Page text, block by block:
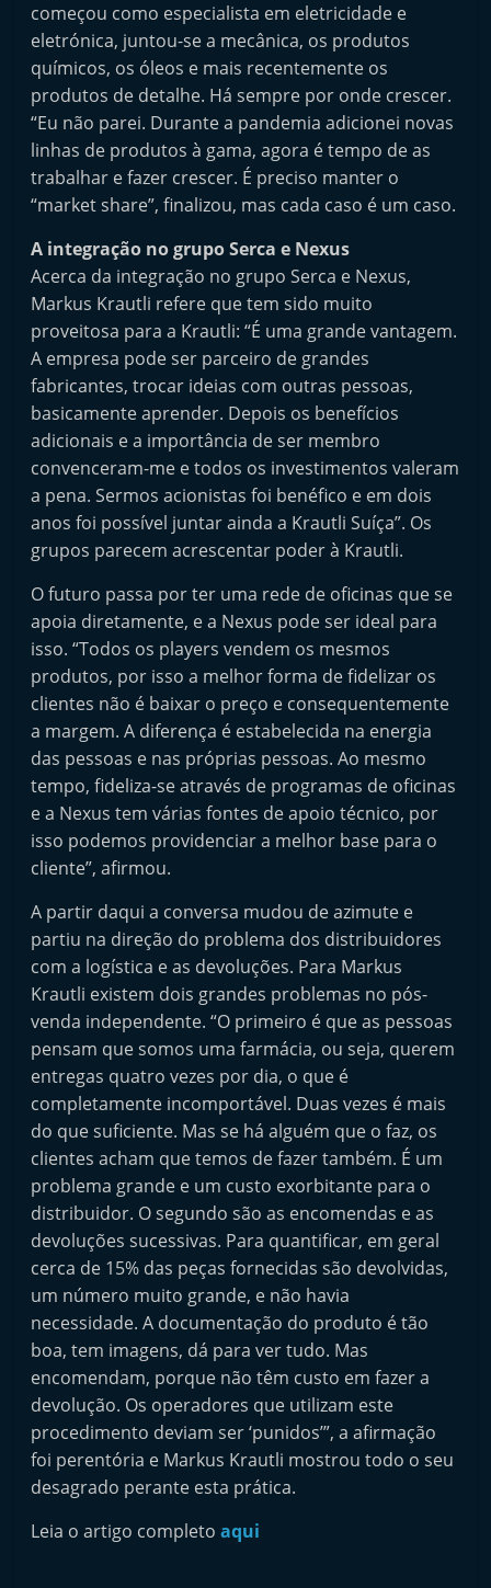
começou como especialista em eletricidade e
eletrónica, juntou-se a mecânica, os produtos
químicos, os óleos e mais recentemente os
produtos de detalhe. Há sempre por onde crescer.
“Eu não parei. Durante a pandemia adicionei novas
linhas de produtos à gama, agora é tempo de as
trabalhar e fazer crescer. É preciso manter o
“market share”, finalizou, mas cada caso é um caso.
A integração no grupo Serca e Nexus
Acerca da integração no grupo Serca e Nexus,
Markus Krautli refere que tem sido muito
proveitosa para a Krautli: “É uma grande vantagem.
A empresa pode ser parceiro de grandes
fabricantes, trocar ideias com outras pessoas,
basicamente aprender. Depois os benefícios
adicionais e a importância de ser membro
convenceram-me e todos os investimentos valeram
a pena. Sermos acionistas foi benéfico e em dois
anos foi possível juntar ainda a Krautli Suíça”. Os
grupos parecem acrescentar poder à Krautli.
O futuro passa por ter uma rede de oficinas que se
apoia diretamente, e a Nexus pode ser ideal para
isso. “Todos os players vendem os mesmos
produtos, por isso a melhor forma de fidelizar os
clientes não é baixar o preço e consequentemente
a margem. A diferença é estabelecida na energia
das pessoas e nas próprias pessoas. Ao mesmo
tempo, fideliza-se através de programas de oficinas
e a Nexus tem várias fontes de apoio técnico, por
isso podemos providenciar a melhor base para o
cliente”, afirmou.
A partir daqui a conversa mudou de azimute e
partiu na direção do problema dos distribuidores
com a logística e as devoluções. Para Markus
Krautli existem dois grandes problemas no pós-
venda independente. “O primeiro é que as pessoas
pensam que somos uma farmácia, ou seja, querem
entregas quatro vezes por dia, o que é
completamente incomportável. Duas vezes é mais
do que suficiente. Mas se há alguém que o faz, os
clientes acham que temos de fazer também. É um
problema grande e um custo exorbitante para o
distribuidor. O segundo são as encomendas e as
devoluções sucessivas. Para quantificar, em geral
cerca de 15% das peças fornecidas são devolvidas,
um número muito grande, e não havia
necessidade. A documentação do produto é tão
boa, tem imagens, dá para ver tudo. Mas
encomendam, porque não têm custo em fazer a
devolução. Os operadores que utilizam este
procedimento deviam ser ‘punidos’”, a afirmação
foi perentória e Markus Krautli mostrou todo o seu
desagrado perante esta prática.
Leia o artigo completoaqui